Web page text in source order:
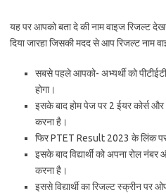
यह पर आपको बता दे की नाम वाइज रिजल्ट
दिया जारहा जिसकी मदद से आप रिजल्ट नाम
सबसे पहले आपको- अभ्यर्थी को
होगा।
इसके बाद होम पेज पर 2 ईयर कोर्स
करना है।
फिर PTET Result 2023 के लिंक
इसके बाद विद्यार्थी को अपना रोल
करना है।
इससे विद्यार्थी का रिजल्ट स्क्रीन पर